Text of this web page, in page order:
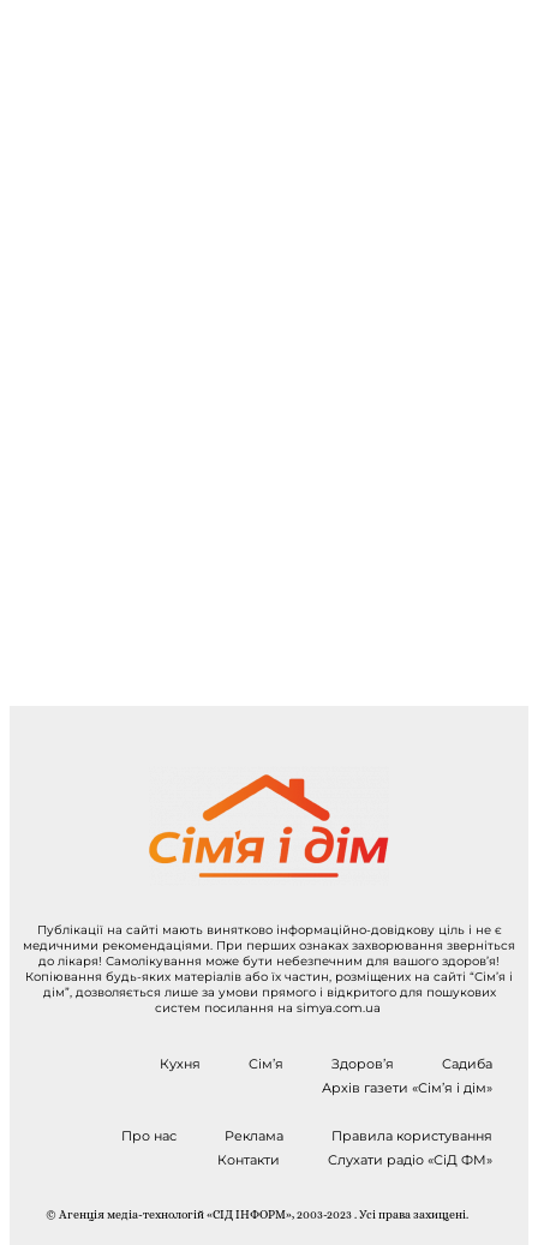
Публікації на сайті мають винятково інформаційно-довідкову ціль і не є
медичними рекомендаціями. При перших ознаках захворювання зверніться
до лікаря! Самолікування може бути небезпечним для вашого здоров’я!
Копіювання будь-яких матеріалів або їх частин, розміщених на сайті “Сім’я і
дім”, дозволяється лише за умови прямого і відкритого для пошукових
систем посилання на simya.com.ua
Кухня Сім’я Здоров’я
Садиба
Архів газети «Сім’я і дім»
Про нас Реклама
Правила користування
Контакти
Слухати радіо «СіД ФМ»
© Агенція медіа-технологій «СІД ІНФОРМ», 2003-2023 . Усі права захищені.